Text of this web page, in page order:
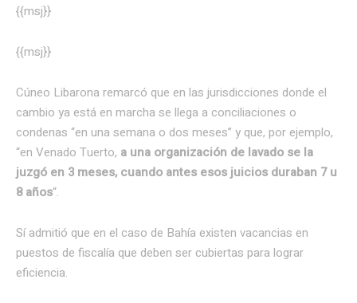
{{msj}}
{{msj}}
Cúneo Libarona remarcó que en las jurisdicciones donde el
cambio ya está en marcha se llega a conciliaciones o
condenas “en una semana o dos meses” y que, por ejemplo,
“en Venado Tuerto, a una organización de lavado se la
juzgó en 3 meses, cuando antes esos juicios duraban 7 u
8 años“.
Sí admitió que en el caso de Bahía existen vacancias en
puestos de fiscalía que deben ser cubiertas para lograr
eficiencia.